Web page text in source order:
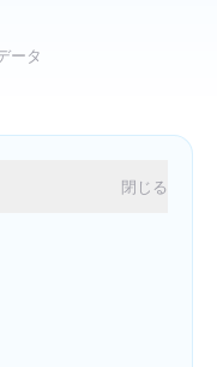
ータ
閉じる